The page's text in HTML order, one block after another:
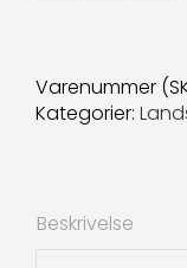
antal
Varenummer
Kategorier:
Beskrivelse